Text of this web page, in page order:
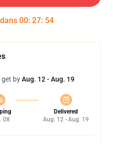
00: 27: 53
get byAug. 12 - Aug. 19
08
Delivered
Aug. 12 - Aug. 19